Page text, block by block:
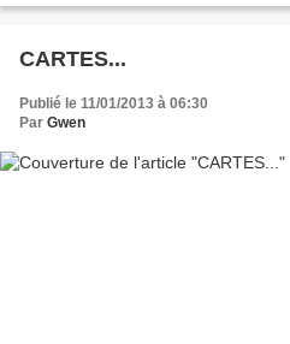
CARTES...
Publié le 11/01/2013 à 06:30
Par Gwen